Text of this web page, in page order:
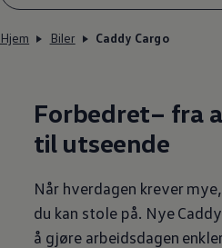
Hjem Biler Caddy Cargo
Forbedret– fra
til utseende
Når hverdagen krever
du kan stole på. Nye
å gjøre arbeidsdagen